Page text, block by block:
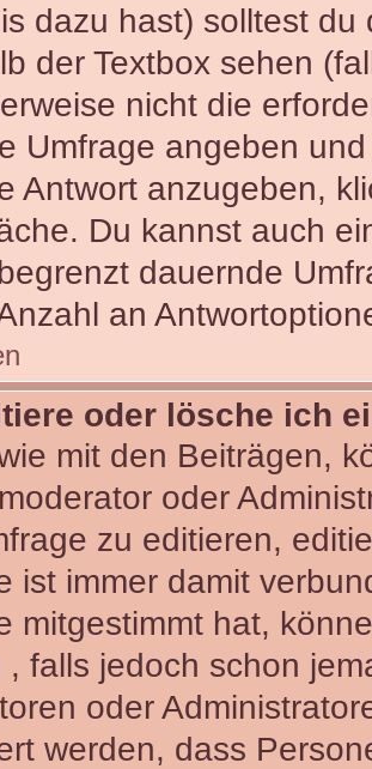
dazu hast) solltest
der Textbox sehen
nicht die
Umfrage angeben
Antwort anzugeben,
Du kannst auch
dauernde
an
oder lösche ich
mit den Beiträgen,
oder
zu editieren,
ist immer damit
mitgestimmt hat,
, falls jedoch schon
oder
werden, dass